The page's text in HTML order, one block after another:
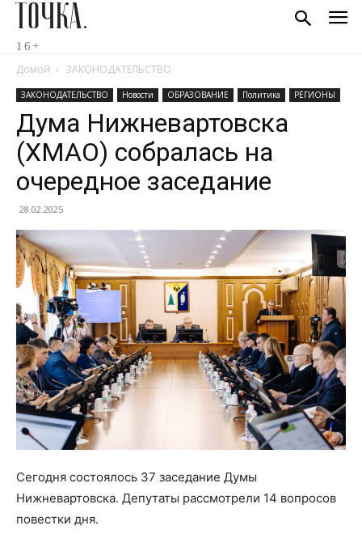
ТОЧКА.
16+
Домой ЗАКОНОДАТЕЛЬСТВО
ЗАКОНОДАТЕЛЬСТВО Новости ОБРАЗОВАНИЕ Политика РЕГИОНЫ
Дума Нижневартовска
(ХМАО) собралась на
очередное заседание
28.02.2025
Сегодня состоялось 37 заседание Думы
Нижневартовска. Депутаты рассмотрели 14 вопросов
повестки дня.